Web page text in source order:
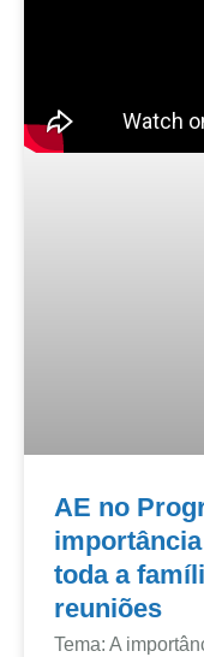
AE no
toda a
reuniões
Tema: A